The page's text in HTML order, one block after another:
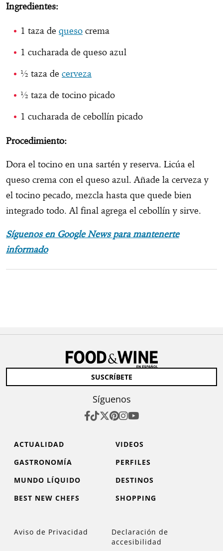
Ingredientes:
1 taza de queso crema
1 cucharada de queso azul
½ taza de cerveza
½ taza de tocino picado
1 cucharada de cebollín picado
Procedimiento:
Dora el tocino en una sartén y reserva. Licúa el
queso crema con el queso azul. Añade la cerveza y
el tocino pecado, mezcla hasta que quede bien
integrado todo. Al final agrega el cebollín y sirve.
Síguenos en Google News para mantenerte
informado
SUSCRÍBETE
Síguenos
ACTUALIDAD
VIDEOS
GASTRONOMÍA
PERFILES
MUNDO LÍQUIDO
DESTINOS
BEST NEW CHEFS
SHOPPING
Aviso de Privacidad
Declaración de
accesibilidad